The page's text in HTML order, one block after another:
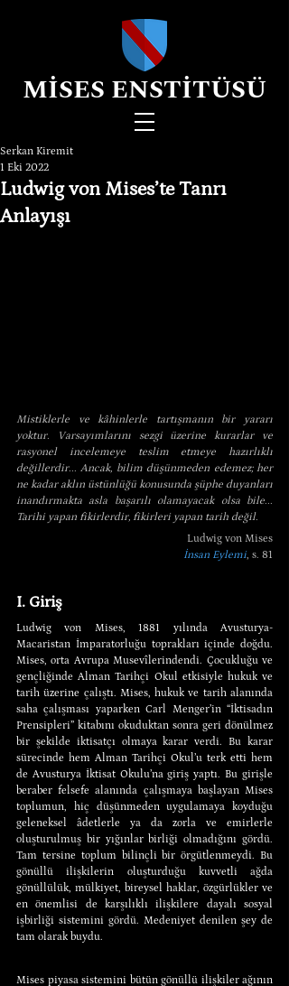
MİSES ENSTİTÜSÜ
Ludwig von Mises’te Tanrı
Anlayışı
Serkan Kiremit
1 Eki 2022
Mistiklerle ve kâhinlerle tartışmanın bir yararı
yoktur. Varsayımlarını sezgi üzerine kurarlar ve
rasyonel incelemeye teslim etmeye hazırlıklı
değillerdir... Ancak, bilim düşünmeden edemez; her
ne kadar aklın üstünlüğü konusunda şüphe duyanları
inandırmakta asla başarılı olamayacak olsa bile...
Tarihi yapan fikirlerdir, fikirleri yapan tarih değil.
Ludwig von Mises
İnsan Eylemi, s. 81
I. Giriş
Ludwig von Mises, 1881 yılında Avusturya-
Macaristan İmparatorluğu toprakları içinde doğdu.
Mises, orta Avrupa Musevîlerindendi. Çocukluğu ve
gençliğinde Alman Tarihçi Okul etkisiyle hukuk ve
tarih üzerine çalıştı. Mises, hukuk ve tarih alanında
saha çalışması yaparken Carl Menger’in “İktisadın
Prensipleri” kitabını okuduktan sonra geri dönülmez
bir şekilde iktisatçı olmaya karar verdi. Bu karar
sürecinde hem Alman Tarihçi Okul’u terk etti hem
de Avusturya İktisat Okulu’na giriş yaptı. Bu girişle
beraber felsefe alanında çalışmaya başlayan Mises
toplumun, hiç düşünmeden uygulamaya koyduğu
geleneksel âdetlerle ya da zorla ve emirlerle
oluşturulmuş bir yığınlar birliği olmadığını gördü.
Tam tersine toplum bilinçli bir örgütlenmeydi. Bu
gönüllü ilişkilerin oluşturduğu kuvvetli ağda
gönüllülük, mülkiyet, bireysel haklar, özgürlükler ve
en önemlisi de karşılıklı ilişkilere dayalı sosyal
işbirliği sistemini gördü. Medeniyet denilen şey de
tam olarak buydu.
Mises piyasa sistemini bütün gönüllü ilişkiler ağının